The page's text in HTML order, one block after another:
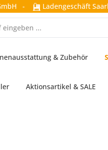
- Ladengeschäft
& Zubehör
Aktionsartikel & SALE